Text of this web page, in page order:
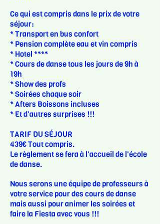
Ce qui est compris dans le prix de votre
séjour:
* Transport en bus confort
* Pension complète eau et vin compris
* Hotel ****
* Cours de danse tous les jours de 9h à
19h
* Show des profs
* Soirées chaque soir
* Afters Boissons incluses
* Et d'autres surprises !!!
TARIF DU SÉJOUR
439€ Tout compris.
Le règlement se fera à l'accueil de l'école
de danse.
Nous serons une équipe de professeurs à
votre service pour des cours de danse
mais aussi pour animer les soirées et
faire la Fiesta avec vous !!!